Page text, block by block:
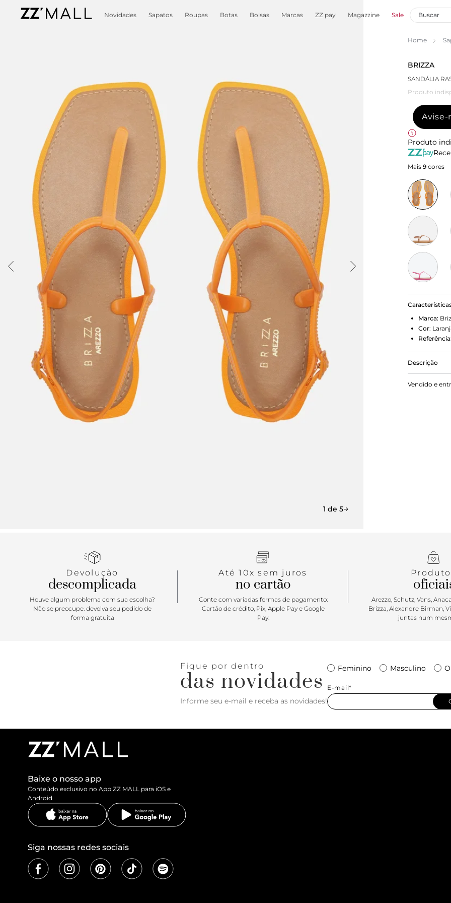
Novidades Sapatos Roupas Botas Bolsas Marcas ZZ pay Magazzine Sale
1 de 5
Home
BRIZZA
SANDÁLIA
Produto
Avise-
Produto
Mais 9 cores
Marca:
Cor:
Referência:
Descrição
Sandália
palmilha
Vendido e
Devolução
descomplicada
Houve algum problema com sua escolha?
Não se preocupe: devolva seu pedido de
forma gratuita
Até 10x sem juros
no cartão
Conte com variadas formas de pagamento:
Cartão de crédito, Pix, Apple Pay e Google
Pay.
Arezzo, Schutz, Vans,
Brizza, Alexandre Birman,
juntas num
Fique por dentro
das novidades
Informe seu e-mail e receba as novidades!
Feminino Masculino
E-mail*
Baixe o nosso app
Conteúdo exclusivo no App ZZ MALL para iOS e
Android
Siga nossas redes sociais